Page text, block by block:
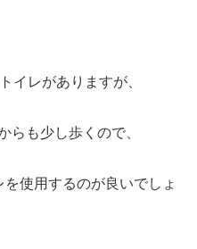
イレがありますが、
らも少し歩くので、
使用するのが良いでしょ